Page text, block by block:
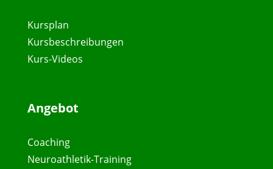
Kursplan
Kursbeschreibungen
Kurs-Videos
Angebot
Coaching
Neuroathletik-Training